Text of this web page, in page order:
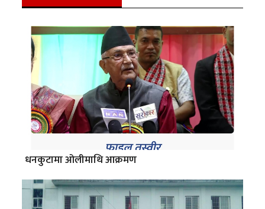
धनकुटामा ओलीमाथि आक्रमण